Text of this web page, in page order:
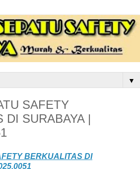
▼
SAFETY
DI SURABAYA |
BERKUALITAS DI